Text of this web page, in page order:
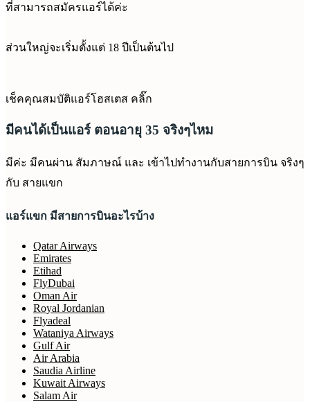
ที่สามารถสมัครแอร์ได้ค่ะ
ส่วนใหญ่จะเริ่มตั้งแต่ 18 ปีเป็นต้นไป
เช็คคุณสมบัติแอร์โฮสเตส คลิ๊ก
มีคนได้เป็นแอร์ ตอนอายุ 35 จริงๆไหม
มีค่ะ มีคนผ่าน สัมภาษณ์ และ เข้าไปทำงานกับสายการบิน จริงๆ
กับ สายแขก
แอร์แขก มีสายการบินอะไรบ้าง
Qatar Airways
Emirates
Etihad
FlyDubai
Oman Air
Royal Jordanian
Flyadeal
Wataniya Airways
Gulf Air
Air Arabia
Saudia Airline
Kuwait Airways
Salam Air